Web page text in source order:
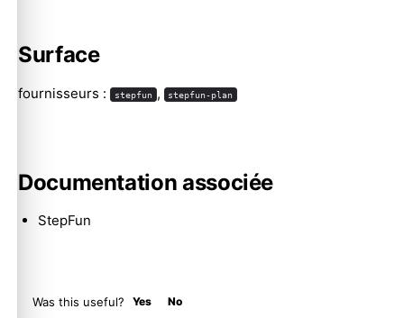
Surface
fournisseurs : stepfun , stepfun-plan
Documentation associée
StepFun
Was this useful? Yes No